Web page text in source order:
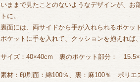
いままで見たことのないようなデザインが、お
トに。
裏面には、両サイドから手が入れられるポケッ
ポケットに手を入れて、クッションを抱えれば
サイズ：40×40cm 裏のポケット部分：
素材：印刷面：綿100％、裏：麻100％ ポリエ